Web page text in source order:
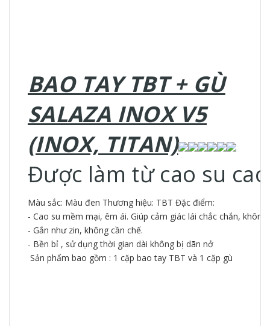
BAO TAY TBT + GÙ
SALAZA INOX V5
(INOX, TITAN)
Được làm từ cao su
Màu sắc: Màu đen Thương hiệu: TBT Đặc điểm:
- Cao su mềm mại, êm ái. Giúp cảm giác lái chắc chắn,
- Gắn như zin, không cần chế.
- Bền bỉ , sử dụng thời gian dài không bị dãn nở
Sản phẩm bao gồm : 1 cặp bao tay TBT và 1 cặp gù